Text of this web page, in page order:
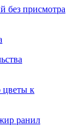
без присмотра
цветы к
ранил